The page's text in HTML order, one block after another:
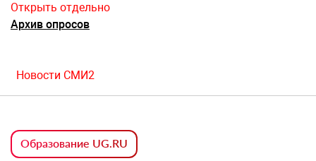
Открыть отдельно
Архив опросов
Новости СМИ2
Образование UG.RU